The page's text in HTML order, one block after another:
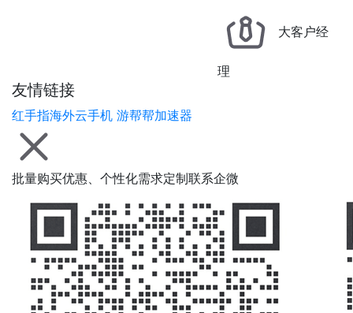
友情链接
红手指海外云手机 游帮帮加速器
大客户经
理
批量购买优惠、个性化需求定制联系企微